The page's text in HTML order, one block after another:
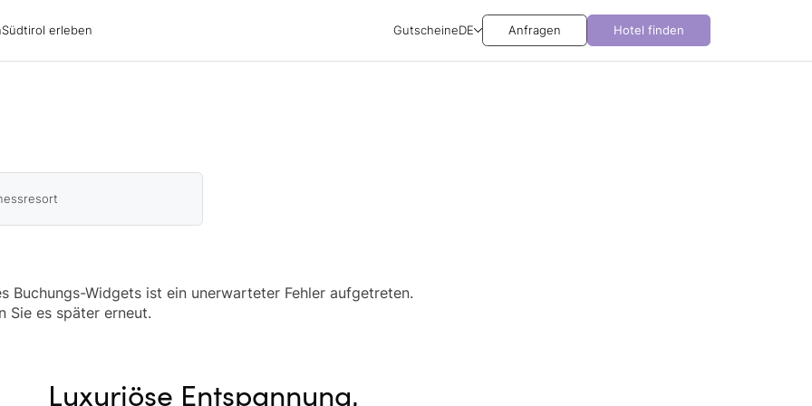
Südtirol erleben GutscheineDE Anfragen Hotel finden
Buchungs-Widgets ist ein unerwarteter Fehler aufgetreten.
Sie es später erneut.
Luxuriöse Entspannung,